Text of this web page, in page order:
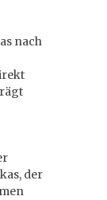
nach
der